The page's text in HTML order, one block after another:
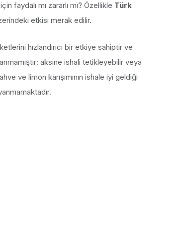
faydalı mı zararlı mı? Özellikle Türk
etkisi merak edilir.
hızlandırıcı bir etkiye sahiptir ve
aksine ishali tetikleyebilir veya
ve limon karışımının ishale iyi geldiği